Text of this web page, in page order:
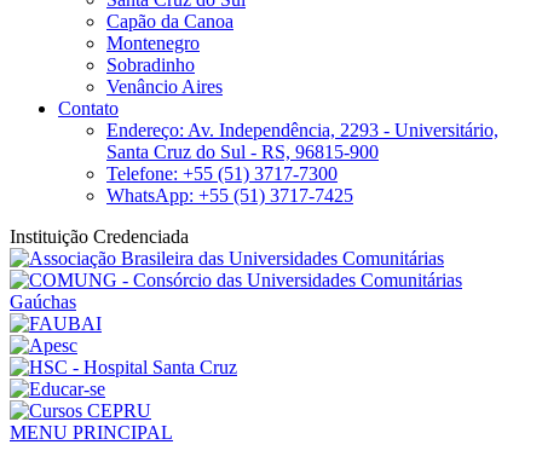
Capão da Canoa
Montenegro
Sobradinho
Venâncio Aires
Contato
Endereço: Av. Independência, 2293 - Universitário,
Santa Cruz do Sul - RS, 96815-900
Telefone: +55 (51) 3717-7300
WhatsApp: +55 (51) 3717-7425
Instituição Credenciada
MENU PRINCIPAL